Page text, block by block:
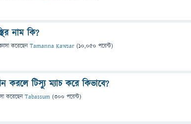
নাম কি?
করেছেনTamanna Kawsar (10,050 পয়েন্ট)
করলে টিস্যু ম্যাচ করে কিভাবে?
করেছেনTabassum (300 পয়েন্ট)